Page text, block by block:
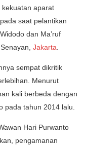
kekuatan aparat
saat pelantikan
dan Ma’ruf
Jakarta.
sempat dikritik
Menurut
kali berbeda dengan
pada tahun 2014 lalu.
Hari Purwanto
pengamanan